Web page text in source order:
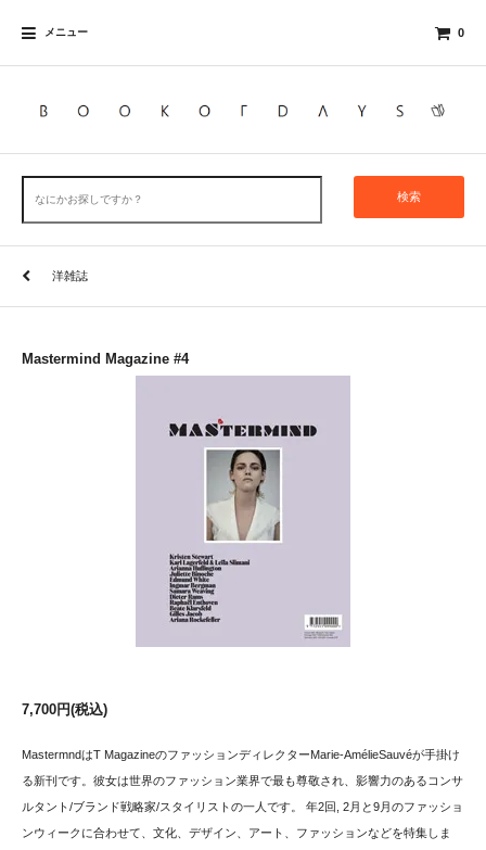
メニュー 0
検索
洋雑誌
Mastermind Magazine #4
7,700円(税込)
MastermndはT MagazineのファッションディレクターMarie-AmélieSauvéが手掛け
る新刊です。彼女は世界のファッション業界で最も尊敬され、影響力のあるコンサ
ルタント/ブランド戦略家/スタイリストの一人です。 年2回, 2月と9月のファッショ
ンウィークに合わせて、文化、デザイン、アート、ファッションなどを特集しま